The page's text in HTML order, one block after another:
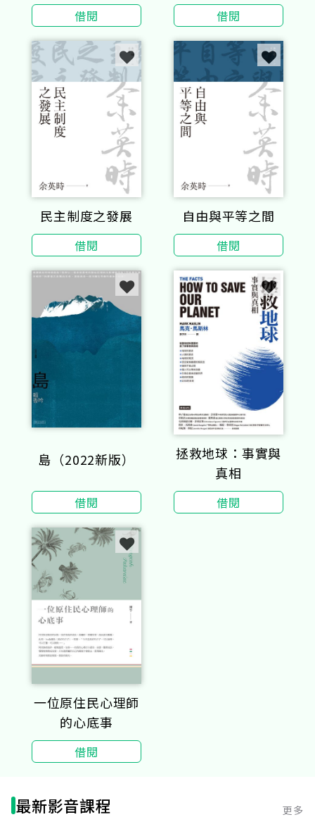
借閱 借閱
民主制度之發展
借閱
自由與平等之間
借閱
島（2022新版）
借閱
拯救地球：事實與
真相
借閱
一位原住民心理師
的心底事
借閱
最新影音課程 更多
12集